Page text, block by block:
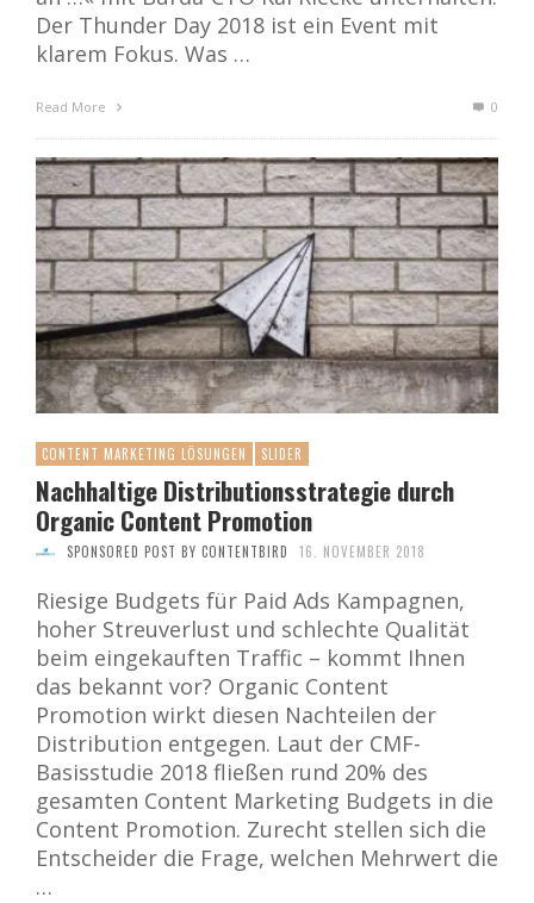
Der Thunder Day 2018 ist ein Event mit
klarem Fokus. Was …
Read More 0
CONTENT MARKETING LÖSUNGEN SLIDER
Nachhaltige Distributionsstrategie durch
Organic Content Promotion
SPONSORED POST BY CONTENTBIRD 16. NOVEMBER 2018
Riesige Budgets für Paid Ads Kampagnen,
hoher Streuverlust und schlechte Qualität
beim eingekauften Traffic – kommt Ihnen
das bekannt vor? Organic Content
Promotion wirkt diesen Nachteilen der
Distribution entgegen. Laut der CMF-
Basisstudie 2018 fließen rund 20% des
gesamten Content Marketing Budgets in die
Content Promotion. Zurecht stellen sich die
Entscheider die Frage, welchen Mehrwert die
…